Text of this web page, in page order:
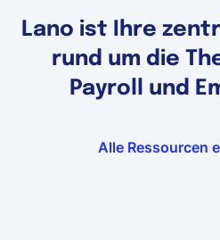
Lano ist Ihre
rund um die
Payroll und
Alle Ressourcen